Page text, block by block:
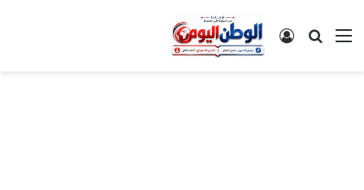
القائمةبحث عن تسجيل الدخول